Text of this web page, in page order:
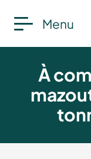
Menu
À